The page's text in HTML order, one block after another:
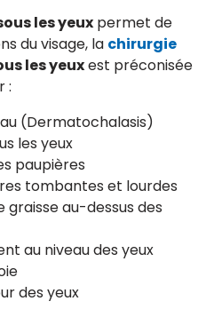
les yeux permet de
du visage, la chirurgie
les yeuxest préconisée
:
(Dermatochalasis)
les yeux
paupières
tombantes et lourdes
graisse au-dessus des
au niveau des yeux
des yeux